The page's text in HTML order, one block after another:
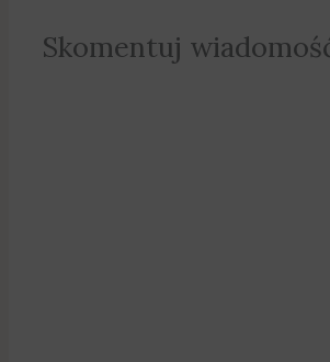
Skomentuj